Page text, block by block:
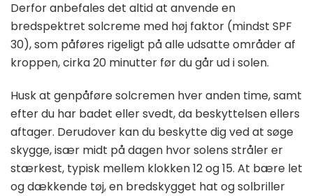
Derfor anbefales det altid at anvende en
bredspektret solcreme med høj faktor (mindst SPF
30), som påføres rigeligt på alle udsatte områder af
kroppen, cirka 20 minutter før du går ud i solen.
Husk at genpåføre solcremen hver anden time, samt
efter du har badet eller svedt, da beskyttelsen ellers
aftager. Derudover kan du beskytte dig ved at søge
skygge, især midt på dagen hvor solens stråler er
stærkest, typisk mellem klokken 12 og 15. At bære let
og dækkende tøj, en bredskygget hat og solbriller